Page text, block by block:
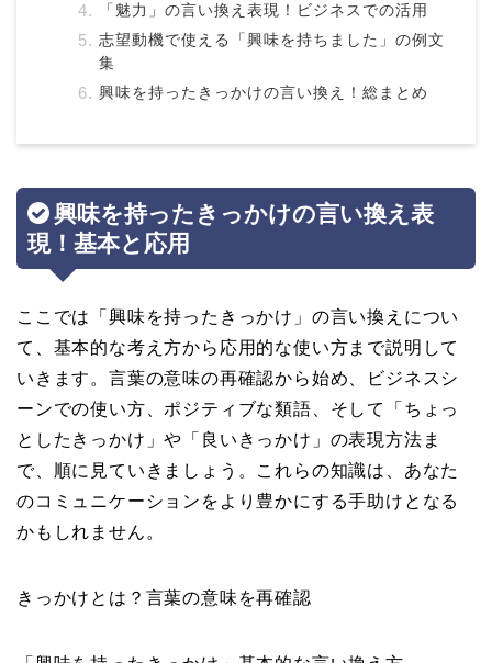
「魅力」の言い換え表現！ビジネスでの活用
志望動機で使える「興味を持ちました」の例文
集
興味を持ったきっかけの言い換え！総まとめ
興味を持ったきっかけの言い換え表
現！基本と応用
ここでは「興味を持ったきっかけ」の言い換えについ
て、基本的な考え方から応用的な使い方まで説明して
いきます。言葉の意味の再確認から始め、ビジネスシ
ーンでの使い方、ポジティブな類語、そして「ちょっ
としたきっかけ」や「良いきっかけ」の表現方法ま
で、順に見ていきましょう。これらの知識は、あなた
のコミュニケーションをより豊かにする手助けとなる
かもしれません。
きっかけとは？言葉の意味を再確認